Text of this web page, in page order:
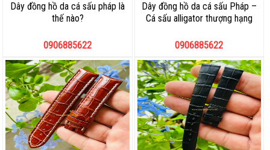
Dây đồng hồ da cá sấu pháp là
thế nào?
0906885622
Dây đồng hồ da cá sấu Pháp –
Cá sấu alligator thượng hạng
0906885622